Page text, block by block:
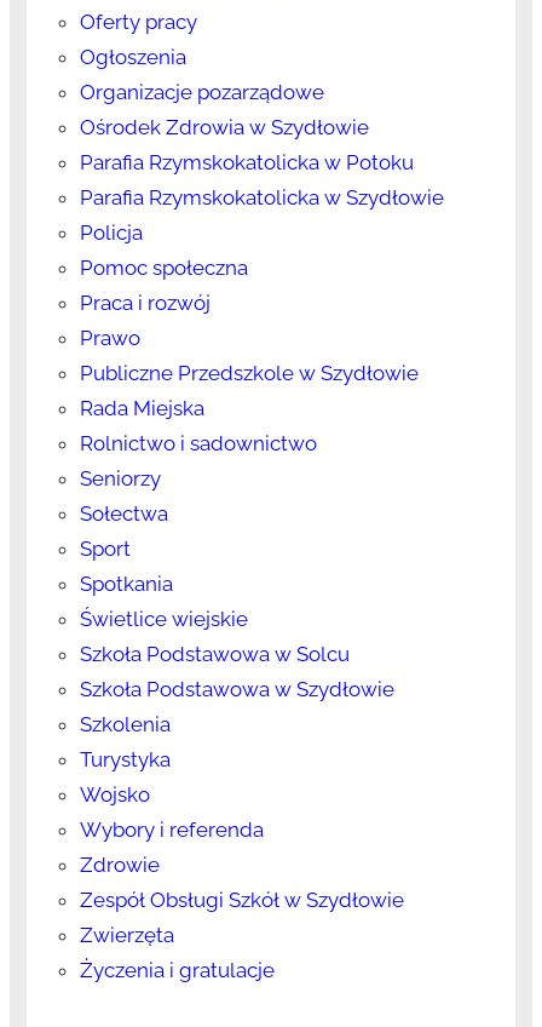
Oferty pracy
Ogłoszenia
Organizacje pozarządowe
Ośrodek Zdrowia w Szydłowie
Parafia Rzymskokatolicka w Potoku
Parafia Rzymskokatolicka w Szydłowie
Policja
Pomoc społeczna
Praca i rozwój
Prawo
Publiczne Przedszkole w Szydłowie
Rada Miejska
Rolnictwo i sadownictwo
Seniorzy
Sołectwa
Sport
Spotkania
Świetlice wiejskie
Szkoła Podstawowa w Solcu
Szkoła Podstawowa w Szydłowie
Szkolenia
Turystyka
Wojsko
Wybory i referenda
Zdrowie
Zespół Obsługi Szkół w Szydłowie
Zwierzęta
Życzenia i gratulacje